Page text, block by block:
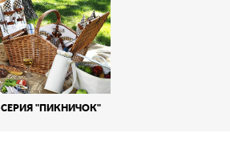
СЕРИЯ "ПИКНИЧОК"